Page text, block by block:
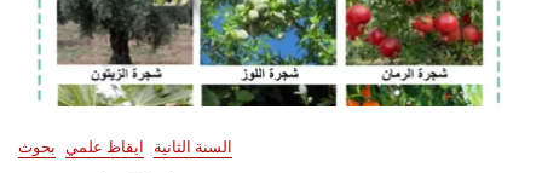
السنة الثانية ايقاظ علمي بحوث